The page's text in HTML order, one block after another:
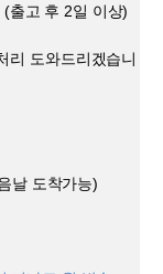
출고 후 2일 이상)
리 도와드리겠습니
날 도착가능)